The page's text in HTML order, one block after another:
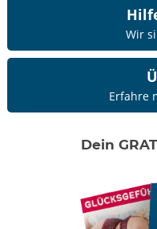
Wir
Erfahre
Dein